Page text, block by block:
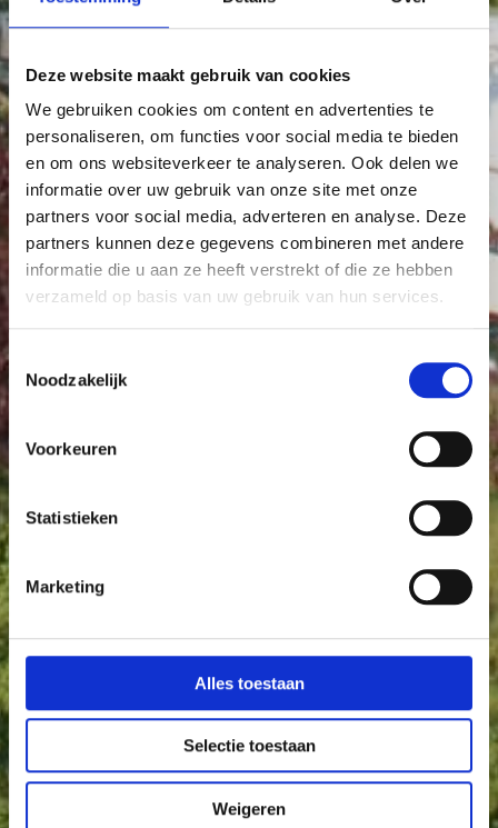
Deze website maakt gebruik van cookies
We gebruiken cookies om content en advertenties te
personaliseren, om functies voor social media te bieden
en om ons websiteverkeer te analyseren. Ook delen we
informatie over uw gebruik van onze site met onze
partners voor social media, adverteren en analyse. Deze
partners kunnen deze gegevens combineren met andere
informatie die u aan ze heeft verstrekt of die ze hebben
verzameld op basis van uw gebruik van hun services.
Toestemmingsselectie
Noodzakelijk
Voorkeuren
Statistieken
Marketing
Alles toestaan
Selectie toestaan
Weigeren